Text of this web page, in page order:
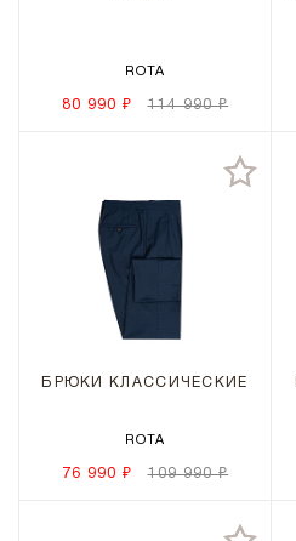
ROTA
80 990 ₽ 114 990 ₽
БРЮКИ КЛАССИЧЕСКИЕ
ROTA
76 990 ₽ 109 990 ₽